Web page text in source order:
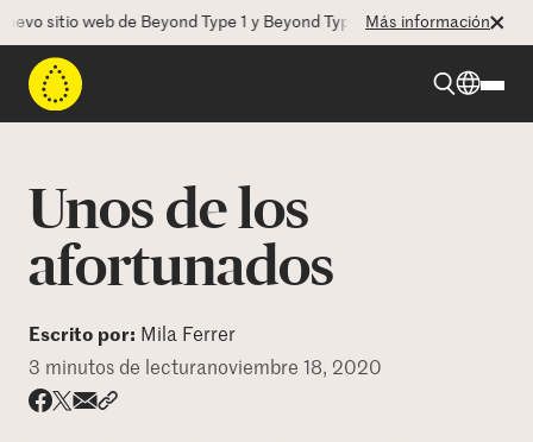
sitio web de Beyond Type 1 y Beyond Type 2! La CEO Deborah
Más información
Programas
Unos de los
afortunados
Escrito por: Mila Ferrer
3 minutos de lecturanoviembre 18, 2020